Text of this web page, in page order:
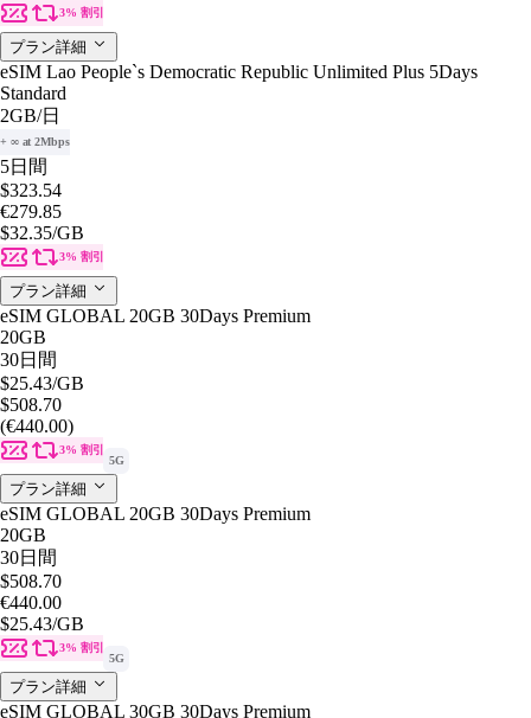
3% 割引
プラン詳細
eSIM Lao People`s Democratic Republic Unlimited Plus 5Days
Standard
2GB/日
+ ∞ at 2Mbps
5日間
$323.54
€279.85
$32.35/GB
3% 割引
プラン詳細
eSIM GLOBAL 20GB 30Days Premium
20GB
30日間
$25.43/GB
$508.70
(€440.00)
3% 割引
5G
プラン詳細
eSIM GLOBAL 20GB 30Days Premium
20GB
30日間
$508.70
€440.00
$25.43/GB
3% 割引
5G
プラン詳細
eSIM GLOBAL 30GB 30Days Premium